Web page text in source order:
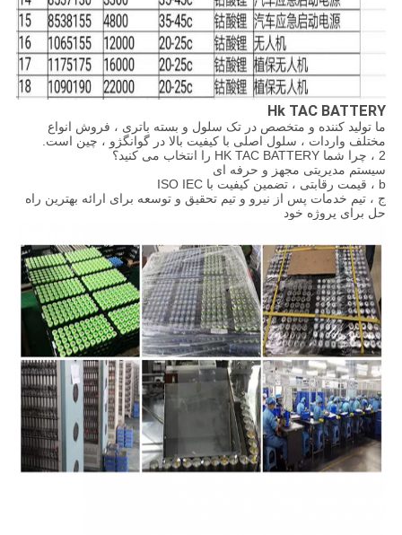
Hk TAC BATTERY
ما تولید کننده و متخصص در تک سلول و بسته باتری ، فروش انواع
مختلف واردات ، سلول اصلی با کیفیت بالا در گوانگژو ، چین است.
2 ، چرا شما HK TAC BATTERY را انتخاب می کنید؟
سیستم مدیریتی مجهز و حرفه ای
b ، قیمت رقابتی ، تضمین کیفیت با ISO IEC
ج ، تیم خدمات پس از نیرو و تیم تحقیق و توسعه برای ارائه بهترین راه
حل برای پروژه خود